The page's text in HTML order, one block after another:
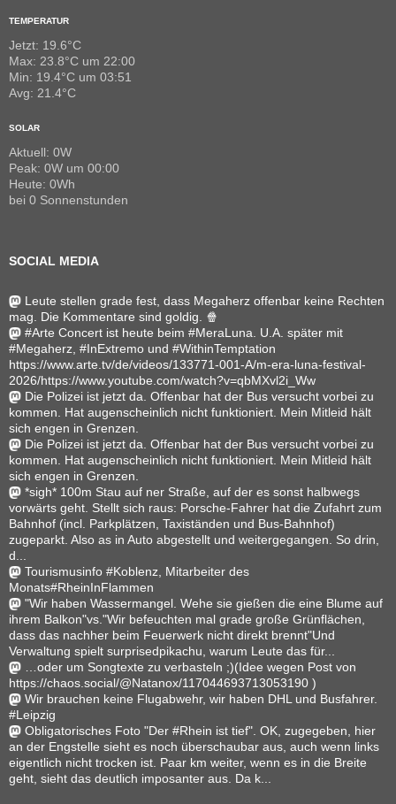
TEMPERATUR
Jetzt: 19.6°C
Max: 23.8°C um 22:00
Min: 19.4°C um 03:51
Avg: 21.4°C
SOLAR
Aktuell: 0W
Peak: 0W um 00:00
Heute: 0Wh
bei 0 Sonnenstunden
SOCIAL MEDIA
Leute stellen grade fest, dass Megaherz offenbar keine Rechten
mag. Die Kommentare sind goldig. 🍿
#Arte Concert ist heute beim #MeraLuna. U.A. später mit
#Megaherz, #InExtremo und #WithinTemptation
https://www.arte.tv/de/videos/133771-001-A/m-era-luna-festival-
2026/https://www.youtube.com/watch?v=qbMXvl2i_Ww
Die Polizei ist jetzt da. Offenbar hat der Bus versucht vorbei zu
kommen. Hat augenscheinlich nicht funktioniert. Mein Mitleid hält
sich engen in Grenzen.
Die Polizei ist jetzt da. Offenbar hat der Bus versucht vorbei zu
kommen. Hat augenscheinlich nicht funktioniert. Mein Mitleid hält
sich engen in Grenzen.
*sigh* 100m Stau auf ner Straße, auf der es sonst halbwegs
vorwärts geht. Stellt sich raus: Porsche-Fahrer hat die Zufahrt zum
Bahnhof (incl. Parkplätzen, Taxiständen und Bus-Bahnhof)
zugeparkt. Also as in Auto abgestellt und weitergegangen. So drin,
d...
Tourismusinfo #Koblenz, Mitarbeiter des
Monats#RheinInFlammen
"Wir haben Wassermangel. Wehe sie gießen die eine Blume auf
ihrem Balkon"vs."Wir befeuchten mal grade große Grünflächen,
dass das nachher beim Feuerwerk nicht direkt brennt"Und
Verwaltung spielt surprisedpikachu, warum Leute das für...
…oder um Songtexte zu verbasteln ;)(Idee wegen Post von
https://chaos.social/@Natanox/117044693713053190 )
Wir brauchen keine Flugabwehr, wir haben DHL und Busfahrer.
#Leipzig
Obligatorisches Foto "Der #Rhein ist tief". OK, zugegeben, hier
an der Engstelle sieht es noch überschaubar aus, auch wenn links
eigentlich nicht trocken ist. Paar km weiter, wenn es in die Breite
geht, sieht das deutlich imposanter aus. Da k...